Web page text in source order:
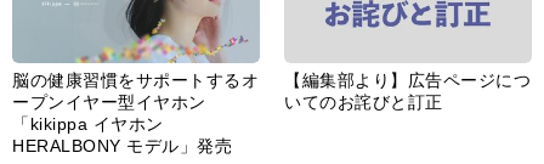
脳の健康習慣をサポートするオ
ープンイヤー型イヤホン
「kikippa イヤホン
HERALBONY モデル」発売
【編集部より】広告ページにつ
いてのお詫びと訂正